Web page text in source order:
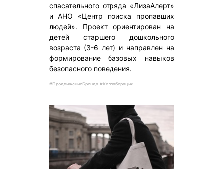
спасательного отряда «ЛизаАлерт»
и АНО «Центр поиска пропавших
людей». Проект ориентирован на
детей старшего дошкольного
возраста (3-6 лет) и направлен на
формирование базовых навыков
безопасного поведения.
#ПродвижениеБренда #Коллаборации